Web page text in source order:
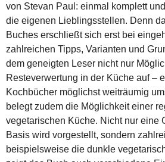
von Stevan Paul: einmal komplett
die eigenen Lieblingsstellen. Denn
Buches erschließt sich erst bei
zahlreichen Tipps, Varianten und
dem geneigten Leser nicht nur
Resteverwertung in der Küche auf –
Kochbücher möglichst weiträumig
belegt zudem die Möglichkeit einer
vegetarischen Küche. Nicht nur eine
Basis wird vorgestellt, sondern
beispielsweise die dunkle